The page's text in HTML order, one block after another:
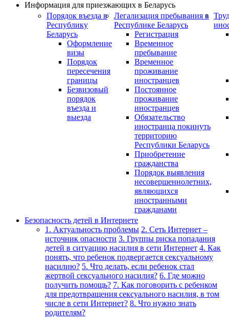
Информация для приезжающих в Беларусь
Порядок въезда в
Республику
Беларусь
Оформление
визы
Порядок
пересечения
границы
Безвизовый
порядок
въезда и
выезда
Легализация пребывания в
Республике Беларусь
Регистрация
Временное
пребывание
Временное
проживание
иностранцев
Постоянное
проживание
иностранцев
Обязательство
иностранца покинуть
территорию
Республики Беларусь
Приобретение
гражданства
Порядок выявления
несовершеннолетних,
являющихся
иностранными
гражданами
Безопасность детей в Интернете
1. Актуальность проблемы 2. Сеть Интернет –
источник опасности 3. Группы риска попадания
детей в ситуацию насилия в сети Интернет 4. Как
понять, что ребенок подвергается сексуальному
насилию? 5. Что делать, если ребенок стал
жертвой сексуального насилия? 6. Где можно
получить помощь? 7. Как поговорить с ребенком
для предотвращения сексуального насилия, в том
числе в сети Интернет? 8. Что нужно знать
родителям?